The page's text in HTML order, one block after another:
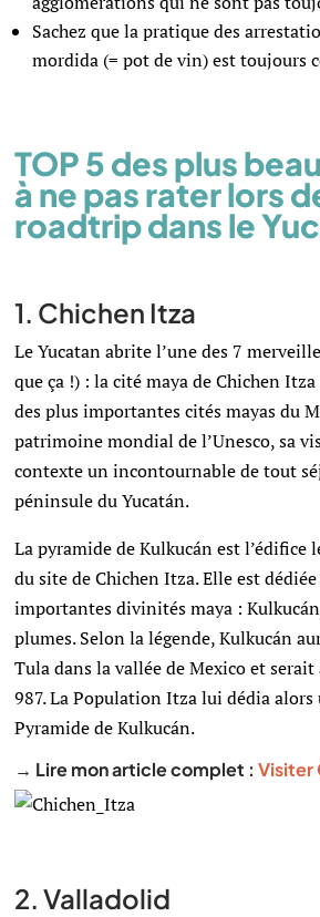
Sachez que la pratique des
mordida (= pot de vin) est toujours
TOP 5 des plus
à ne pas rater lors
roadtrip dans le
1. Chichen Itza
Le Yucatan abrite l’une des 7
que ça !) : la cité maya deChichen Itza
des plus importantes cités mayas du
patrimoine mondial de l’Unesco, sa
contexte un incontournable de tout
péninsule du Yucatán.
La pyramide de Kulkucán est l’édifice
du site de Chichen Itza. Elle est
importantes divinités maya :
plumes. Selon la légende, Kulkucán
Tula dans la vallée de Mexico et
987. La Population Itza lui dédia alors
Pyramide de Kulkucán.
→ Lire mon article complet :Visiter
2. Valladolid